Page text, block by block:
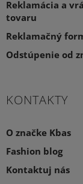
Reklamácia a
tovaru
Reklamačný
Odstúpenie od
KONTAKTY
O značke Kbas
Fashion blog
Kontaktuj nás